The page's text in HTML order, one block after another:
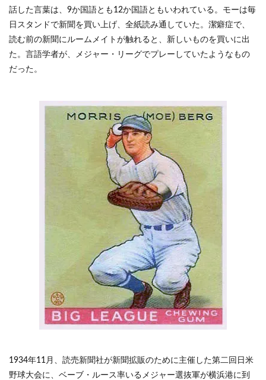
話した言葉は、9か国語とも12か国語ともいわれている。モーは毎
日スタンドで新聞を買い上げ、全紙読み通していた。潔癖症で、
読む前の新聞にルームメイトが触れると、新しいものを買いに出
た。言語学者が、メジャー・リーグでプレーしていたようなもの
だった。
1934年11月、読売新聞社が新聞拡販のために主催した第二回日米
野球大会に、ベーブ・ルース率いるメジャー選抜軍が横浜港に到